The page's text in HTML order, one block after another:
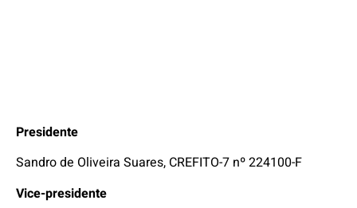
Presidente
Sandro de Oliveira Suares, CREFITO-7 nº 224100-F
Vice-presidente